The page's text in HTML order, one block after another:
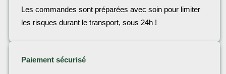
Les commandes sont préparées avec soin pour limiter
les risques durant le transport, sous 24h !
Paiement sécurisé